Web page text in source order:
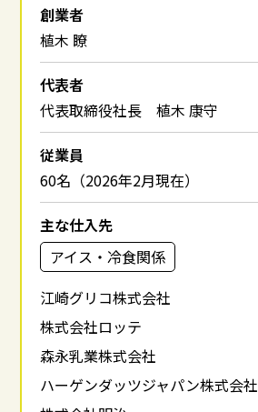
創業者
植木 瞭
代表者
代表取締役社長 植木 康守
従業員
60名（2026年2月現在）
主な仕入先
アイス・冷食関係
江崎グリコ株式会社
株式会社ロッテ
森永乳業株式会社
ハーゲンダッツジャパン株式会社